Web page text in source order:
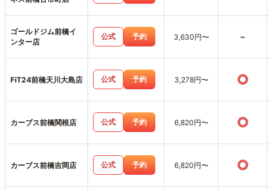
ゴールドジム前橋イ
ンター店
公式 予約 3,630円〜 -
FiT24前橋天川大島店 公式 予約 3,278円〜 ○
カーブス前橋関根店 公式 予約 6,820円〜 ○
カーブス前橋吉岡店 公式 予約 6,820円〜 ○